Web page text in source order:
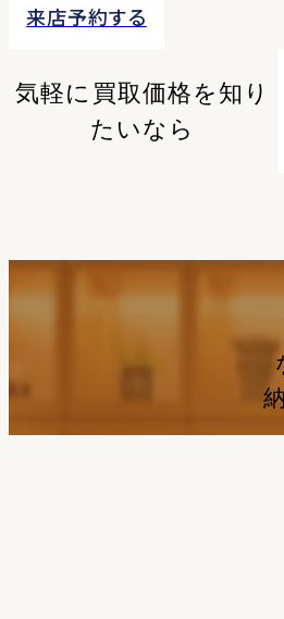
来店予約する
気軽に買取価格を知り
たいなら